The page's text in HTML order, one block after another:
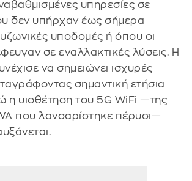
υπηρεσίες σε
δεν υπήρχαν έως σήμερα
υποδομές ή όπου οι
σε εναλλακτικές λύσεις. Η
να σημειώνει ισχυρές
σημαντική ετήσια
η υιοθέτηση του 5G WiFi —της
που λανσαρίστηκε πέρυσι—